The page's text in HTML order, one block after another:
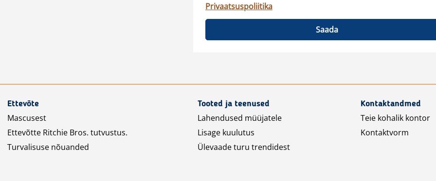
Privaatsuspoliitika
Saada
Ettevõte
Mascusest
Ettevõtte Ritchie Bros. tutvustus.
Turvalisuse nõuanded
Tooted ja teenused
Lahendused müüjatele
Lisage kuulutus
Ülevaade turu trendidest
Kontaktandmed
Teie kohalik kontor
Kontaktvorm